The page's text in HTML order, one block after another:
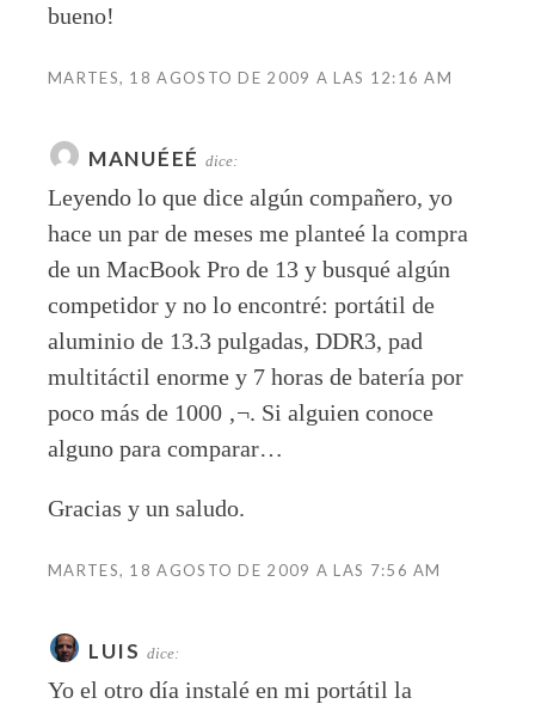
bueno!
MARTES, 18 AGOSTO DE 2009 A LAS 12:16 AM
MANUÉEÉ dice:
Leyendo lo que dice algún compañero, yo
hace un par de meses me planteé la compra
de un MacBook Pro de 13 y busqué algún
competidor y no lo encontré: portátil de
aluminio de 13.3 pulgadas, DDR3, pad
multitáctil enorme y 7 horas de batería por
poco más de 1000 ‚¬. Si alguien conoce
alguno para comparar…
Gracias y un saludo.
MARTES, 18 AGOSTO DE 2009 A LAS 7:56 AM
LUIS dice:
Yo el otro día instalé en mi portátil la